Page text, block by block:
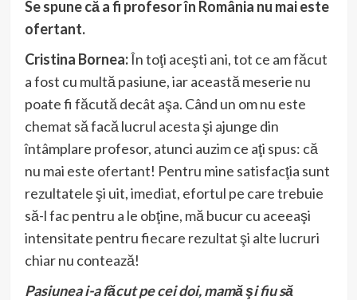
Se spune că a fi profesor în România nu mai este
ofertant.
Cristina Bornea:În toţi aceşti ani, tot ce am făcut
a fost cu multă pasiune, iar această meserie nu
poate fi făcută decât aşa. Când un om nu este
chemat să facă lucrul acesta şi ajunge din
întâmplare profesor, atunci auzim ce aţi spus: că
nu mai este ofertant! Pentru mine satisfacţia sunt
rezultatele şi uit, imediat, efortul pe care trebuie
să-l fac pentru a le obţine, mă bucur cu aceeaşi
intensitate pentru fiecare rezultat şi alte lucruri
chiar nu contează!
Pasiunea i-a făcut pe cei doi, mamă şi fiu să